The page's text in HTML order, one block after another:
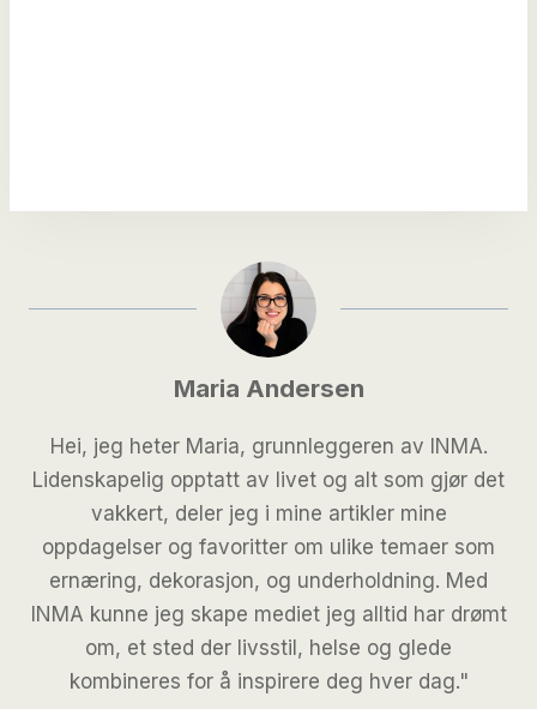
Maria Andersen
Hei, jeg heter Maria, grunnleggeren av INMA.
Lidenskapelig opptatt av livet og alt som gjør det
vakkert, deler jeg i mine artikler mine
oppdagelser og favoritter om ulike temaer som
ernæring, dekorasjon, og underholdning. Med
INMA kunne jeg skape mediet jeg alltid har drømt
om, et sted der livsstil, helse og glede
kombineres for å inspirere deg hver dag."